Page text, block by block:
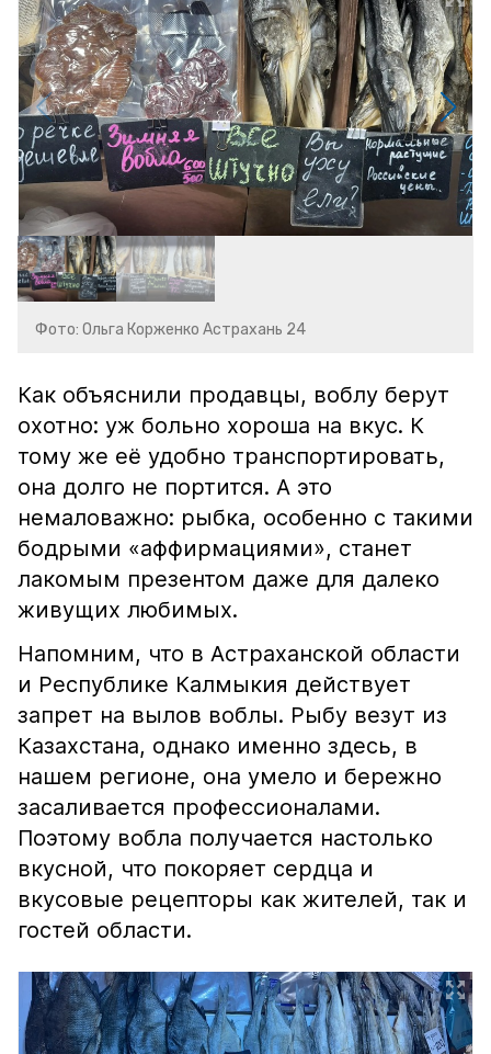
Фото: Ольга Корженко Астрахань 24
Как объяснили продавцы, воблу берут
охотно: уж больно хороша на вкус. К
тому же её удобно транспортировать,
она долго не портится. А это
немаловажно: рыбка, особенно с такими
бодрыми «аффирмациями», станет
лакомым презентом даже для далеко
живущих любимых.
Напомним, что в Астраханской области
и Республике Калмыкия действует
запрет на вылов воблы. Рыбу везут из
Казахстана, однако именно здесь, в
нашем регионе, она умело и бережно
засаливается профессионалами.
Поэтому вобла получается настолько
вкусной, что покоряет сердца и
вкусовые рецепторы как жителей, так и
гостей области.